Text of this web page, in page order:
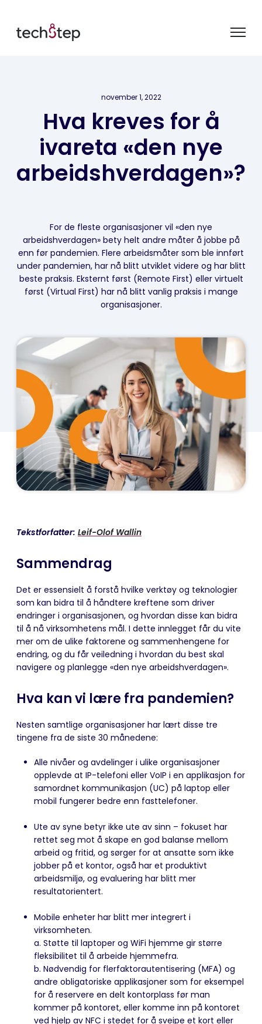
november 1, 2022
Hva kreves for å
ivareta «den nye
arbeidshverdagen»?
For de fleste organisasjoner vil «den nye
arbeidshverdagen» bety helt andre måter å jobbe på
enn før pandemien. Flere arbeidsmåter som ble innført
under pandemien, har nå blitt utviklet videre og har blitt
beste praksis. Eksternt først (Remote First) eller virtuelt
først (Virtual First) har nå blitt vanlig praksis i mange
organisasjoner.
Tekstforfatter: Leif-Olof Wallin
Sammendrag
Det er essensielt å forstå hvilke verktøy og teknologier
som kan bidra til å håndtere kreftene som driver
endringer i organisasjonen, og hvordan disse kan bidra
til å nå virksomhetens mål. I dette innlegget får du vite
mer om de ulike faktorene og sammenhengene for
endring, og du får veiledning i hvordan du best skal
navigere og planlegge «den nye arbeidshverdagen».
Hva kan vi lære fra pandemien?
Nesten samtlige organisasjoner har lært disse tre
tingene fra de siste 30 månedene:
Alle nivåer og avdelinger i ulike organisasjoner
opplevde at IP-telefoni eller VoIP i en applikasjon for
samordnet kommunikasjon (UC) på laptop eller
mobil fungerer bedre enn fasttelefoner.
Ute av syne betyr ikke ute av sinn – fokuset har
rettet seg mot å skape en god balanse mellom
arbeid og fritid, og sørger for at ansatte som ikke
jobber på et kontor, også har et produktivt
arbeidsmiljø, og evaluering har blitt mer
resultatorientert.
Mobile enheter har blitt mer integrert i
virksomheten.
a. Støtte til laptoper og WiFi hjemme gir større
fleksibilitet til å arbeide hjemmefra.
b. Nødvendig for flerfaktorautentisering (MFA) og
andre obligatoriske applikasjoner som for eksempel
for å reservere en delt kontorplass før man
kommer på kontoret, eller komme inn på kontoret
ved hjelp av NFC i stedet for å sveipe et kort eller